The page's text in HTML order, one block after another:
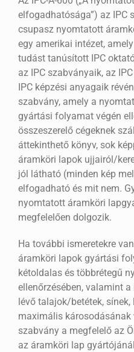
elfogadhatósága”) az IPC
csupasz nyomtatott
egy amerikai intézet,
tudást tanúsított IPC
az IPC szabványaik, az
IPC képzési anyagaik
szabvány, amely a
gyártási folyamat végén
összeszerelő cégeknek
áttekinthető könyv, sok
áramköri lapok ujjairól/
jól látható (minden kép
elfogadható és mit nem.
nyomtatott áramköri
megfelelően dolgozik.
Ha további ismeretekre
áramköri lapok gyártási
kétoldalas és többrétegű
ellenőrzésében, valamint
lévő talajok/betétek,
maximális
szabvány a megfelelő az
az áramköri lap